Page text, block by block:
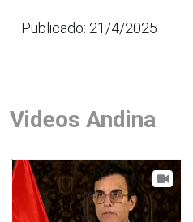
Publicado: 21/4/2025
Videos Andina